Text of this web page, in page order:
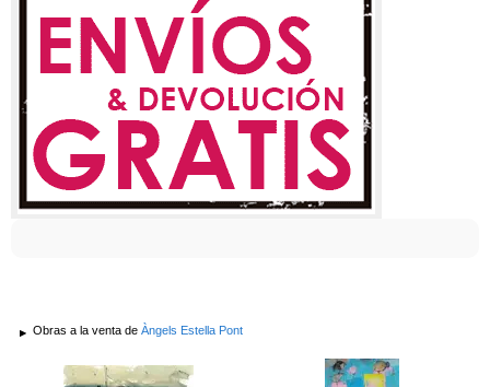
Obras a la venta de Àngels Estella Pont